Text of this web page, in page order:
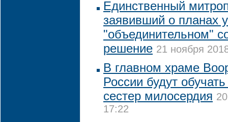
Единственный
заявивший о планах
"объединительном"
решение 21 ноября
В главном храме
России будут
сестер милосердия
17:22